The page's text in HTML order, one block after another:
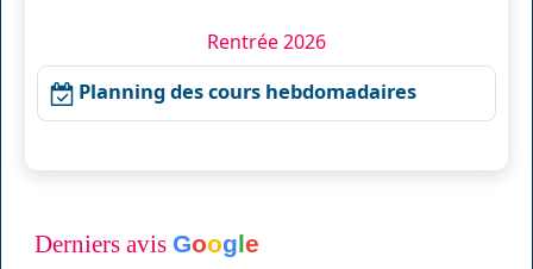
Rentrée 2026
Planning des cours hebdomadaires
Derniers avis Google